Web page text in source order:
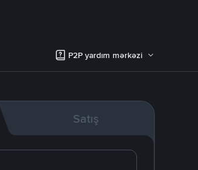
P2P yardım mərkəzi
Satış